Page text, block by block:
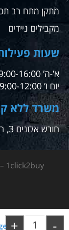
-
+
מתקן מתח רב
מקבילים ניידים
שעות
א’-ה’ 9:00-16:00
יום ו’ 9:00-12:00
משרד ללא
חורש אלונים 3, רמת ישי
1click2buy – קליק אחד לקניה – 2012-2024 © טל"ח